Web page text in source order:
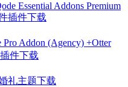
Essential Addons Premium
插件下载
Pro Addon (Agency) +Otter
件下载
礼主题下载